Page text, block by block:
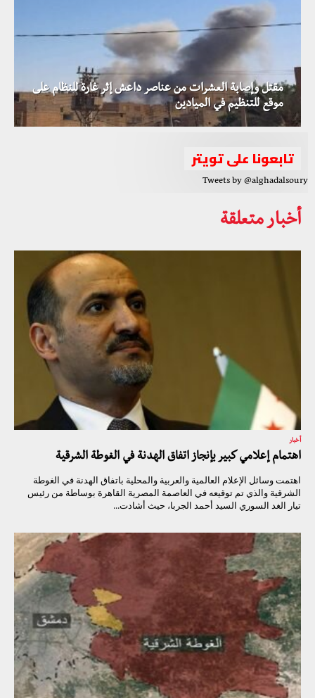
مقتل وإصابة العشرات من عناصر داعش إثر غارة للنظام على
موقع للتنظيم في الميادين
تابعونا على تويتر
Tweets by @alghadalsoury
أخبار متعلقة
أخبار
اهتمام إعلامي كبير بإنجاز اتفاق الهدنة في الغوطة الشرقية
اهتمت وسائل الإعلام العالمية والعربية والمحلية باتفاق الهدنة في الغوطة
الشرقية والذي تم توقيعه في العاصمة المصرية القاهرة بوساطة من رئيس
تيار الغد السوري السيد أحمد الجربا، حيث أشادت...